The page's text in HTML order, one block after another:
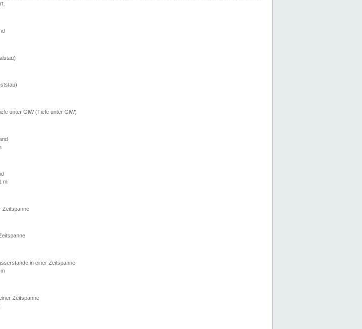
unter GlW (Tiefe unter GlW)
m
Zeitspanne
in einer Zeitspanne
Zeitspanne